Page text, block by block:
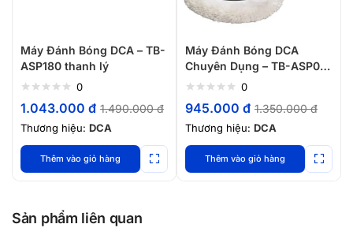
Máy Đánh Bóng DCA – TB-
ASP180 thanh lý
0
1.043.000 đ 1.490.000đ
Thương hiệu: DCA
Thêm vào giỏ hàng
Máy Đánh Bóng DCA
Chuyên Dụng – TB-ASP02-
180 Thanh lý
0
945.000 đ 1.350.000đ
Thương hiệu: DCA
Thêm vào giỏ hàng
Sản phẩm liên quan